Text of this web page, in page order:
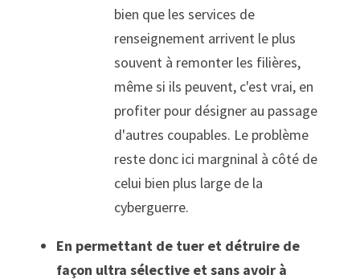
bien que les services de
renseignement arrivent le plus
souvent à remonter les filières,
même si ils peuvent, c'est vrai, en
profiter pour désigner au passage
d'autres coupables. Le problème
reste donc ici margninal à côté de
celui bien plus large de la
cyberguerre.
En permettant de tuer et détruire de
façon ultra sélective et sans avoir à